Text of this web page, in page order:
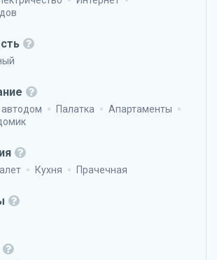
Палатка
Апартаменты
Кухня Прачечная